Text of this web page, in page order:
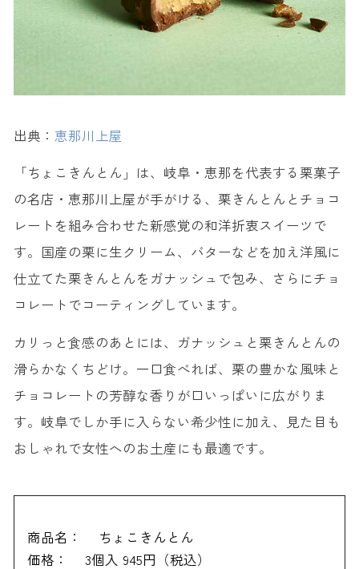
出典： 恵那川上屋
「ちょこきんとん」は、岐阜・恵那を代表する栗菓子
の名店・恵那川上屋が手がける、栗きんとんとチョコ
レートを組み合わせた新感覚の和洋折衷スイーツで
す。国産の栗に生クリーム、バターなどを加え洋風に
仕立てた栗きんとんをガナッシュで包み、さらにチョ
コレートでコーティングしています。
カリっと食感のあとには、ガナッシュと栗きんとんの
滑らかなくちどけ。一口食べれば、栗の豊かな風味と
チョコレートの芳醇な香りが口いっぱいに広がりま
す。岐阜でしか手に入らない希少性に加え、見た目も
おしゃれで女性へのお土産にも最適です。
商品名：
ちょこきんとん
価格：
3個入 945円（税込）